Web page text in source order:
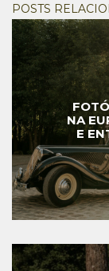
POSTS
NA
E